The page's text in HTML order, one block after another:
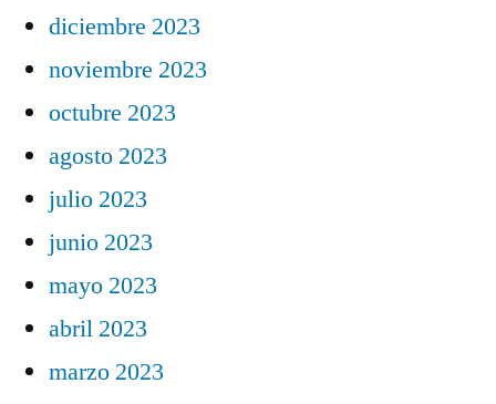
diciembre 2023
noviembre 2023
octubre 2023
agosto 2023
julio 2023
junio 2023
mayo 2023
abril 2023
marzo 2023